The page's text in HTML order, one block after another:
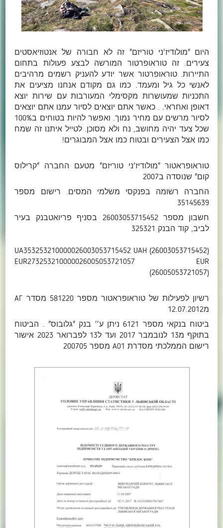
היום "מולודיז'ני טוריזם" זה לא חבורה של אנטוזיאסטים
צעירים. זה טוראופרטור המורשה לבצע פעולות בתחום
התיירות. טוראופרטור אשר יודע להעניק רשמים מרהיבים
לאנשי כל גיל ומעמד. כמו גם מקודם אנחנו מציעים את
התכניות שמעושרות מקסימלי המעורבות עם שירות יוצא
דאופן ואחראי. . כאשר אתם יוצאים לסיור עמנו אתם יוצאים
לסיור מרשים עם מחיר נמוך. ואפשר להיות בטוחים ב100%
שכל צעד יהיה מחושב, נח ולא מסוכן. לטייל איתנו זה שמח
כמו אצל הצעירים ובטוח כמו אצל המבוגרים!
טוראופראטור "מולודיז'ני טוריזם" מטעם החברה "קרילוס
קום" שנוסדה ב2007
החברה רשומה בפנקסי משלמי המסים. רישום מספר
35145639
חשבון מספר 26003053715452 בסניף פריואטבנק בעיר
לביב, קוד הבנק 325321
UA353253210000026003053715452 UAH (26003053715452)
EUR273253210000026005053721057 EUR
(26005053721057)
רשיון לפעילות של טוראופראטור מספר 581220 מסדר АГ
מ12.07.2012
ביטוח בנקאי מספר 6121 ניתן ע'' בנק "גלובוס" . הביטוח
בתוקף מ13 לנובמבר 2017 ועד ל13 לפברואר 2023 אישור
רישום הממלכתי מסדרת A01 מספר 200705